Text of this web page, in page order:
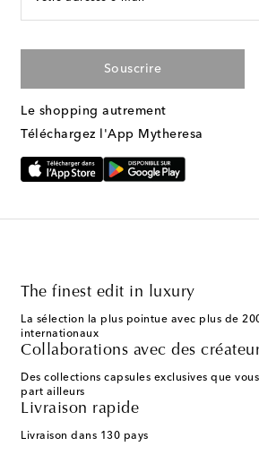
Souscrire
Le shopping autrement
Téléchargez l'App Mytheresa
The finest edit in luxury
La sélection la plus pointue avec plus de
internationaux
Collaborations avec des
Des collections capsules exclusives que
part ailleurs
Livraison rapide
Livraison dans 130 pays